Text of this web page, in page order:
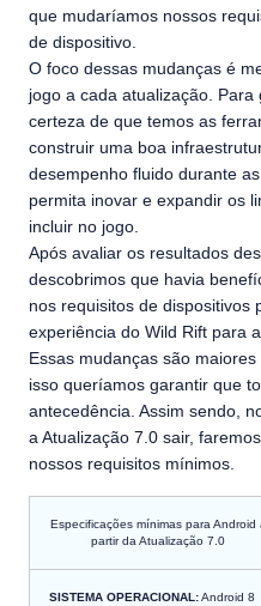
que mudaríamos nossos
de dispositivo.
O foco dessas mudanças é
jogo a cada atualização.
certeza de que temos as
construir uma boa
desempenho fluido durante
permita inovar e expandir os
incluir no jogo.
Após avaliar os resultados
descobrimos que havia
nos requisitos de dispositivos
experiência do Wild Rift para
Essas mudanças são
isso queríamos garantir que
antecedência. Assim sendo,
a Atualização 7.0 sair,
nossos requisitos mínimos.
Especificações mínimas para Android
partir da Atualização 7.0
SISTEMA OPERACIONAL:Android 8